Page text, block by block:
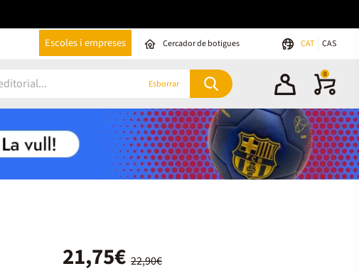
Escoles i empreses Cercador de botigues CAT CAS
Esborrar
0
22,90€
21,75€